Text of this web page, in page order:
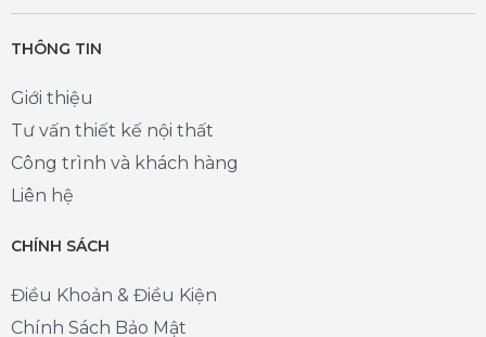
THÔNG TIN
Giới thiệu
Tư vấn thiết kế nội thất
Công trình và khách hàng
Liên hệ
CHÍNH SÁCH
Điều Khoản & Điều Kiện
Chính Sách Bảo Mật